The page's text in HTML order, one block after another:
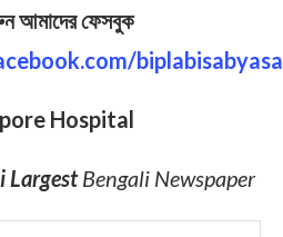
আমাদের ফেসবুক
Hospital
LargestBengali Newspaper